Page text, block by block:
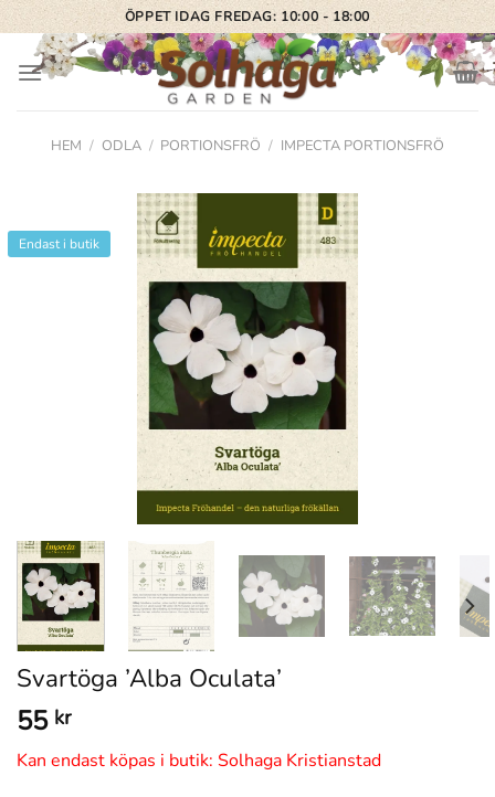
Skip
to
content
ÖPPET IDAG FREDAG: 10:00 - 18:00
HEM / ODLA / PORTIONSFRÖ / IMPECTA PORTIONSFRÖ
Endast i butik
Svartöga ’Alba Oculata’
55 kr
Kan endast köpas i butik: Solhaga Kristianstad